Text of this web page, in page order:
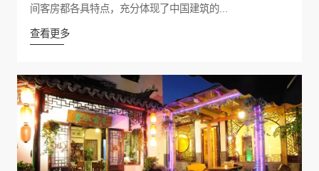
间客房都各具特点，充分体现了中国建筑的...
查看更多